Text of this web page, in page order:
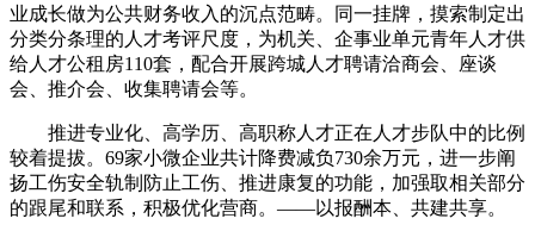
业成长做为公共财务收入的沉点范畴。同一挂牌，摸索制定出
分类分条理的人才考评尺度，为机关、企事业单元青年人才供
给人才公租房110套，配合开展跨城人才聘请洽商会、座谈
会、推介会、收集聘请会等。
推进专业化、高学历、高职称人才正在人才步队中的比例
较着提拔。69家小微企业共计降费减负730余万元，进一步阐
扬工伤安全轨制防止工伤、推进康复的功能，加强取相关部分
的跟尾和联系，积极优化营商。——以报酬本、共建共享。